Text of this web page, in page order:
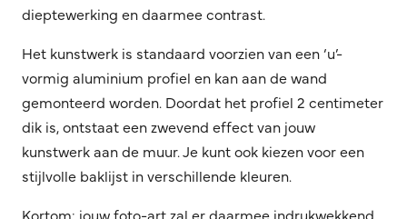
dieptewerking en daarmee contrast.
Het kunstwerk is standaard voorzien van een ‘u’-
vormig aluminium profiel en kan aan de wand
gemonteerd worden. Doordat het profiel 2 centimeter
dik is, ontstaat een zwevend effect van jouw
kunstwerk aan de muur. Je kunt ook kiezen voor een
stijlvolle baklijst in verschillende kleuren.
Kortom: jouw foto-art zal er daarmee indrukwekkend